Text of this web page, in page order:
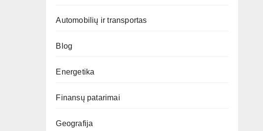
Automobilių ir transportas
Blog
Energetika
Finansų patarimai
Geografija